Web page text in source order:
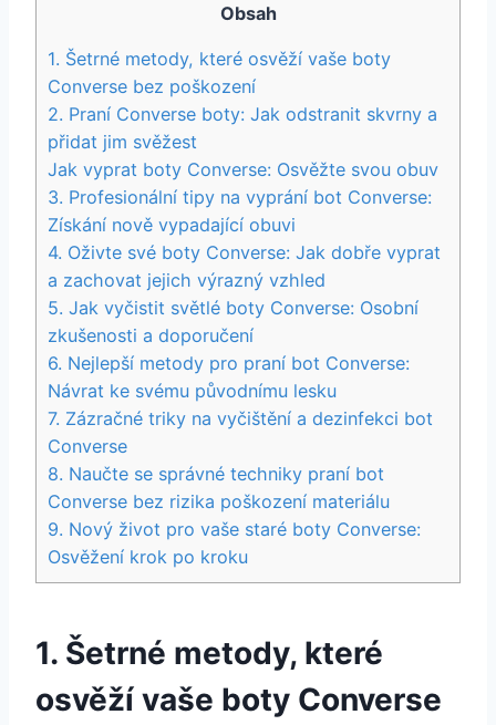
Obsah
1. Šetrné⁣ metody, které osvěží vaše ⁢boty
Converse⁢ bez ⁣poškození
2. Praní Converse boty:⁤ Jak odstranit skvrny a
přidat jim svěžest
Jak vyprat boty Converse: Osvěžte svou ⁢obuv
3. Profesionální ‌tipy na ​vyprání bot ⁣Converse:⁢
Získání⁢ nově vypadající ⁣obuvi
4. Oživte své⁢ boty Converse:‍ Jak‌ dobře vyprat
a zachovat jejich výrazný ⁢vzhled
5. Jak vyčistit světlé⁢ boty Converse: Osobní
zkušenosti‍ a⁣ doporučení
6. Nejlepší metody‌ pro praní bot Converse:⁢
Návrat ke‍ svému původnímu lesku
7. Zázračné⁤ triky⁤ na vyčištění a dezinfekci bot
Converse
8. Naučte se správné techniky ​praní bot
Converse bez rizika poškození materiálu
9. ‍Nový život pro vaše‌ staré boty Converse:
Osvěžení‍ krok po kroku
1. Šetrné⁣ metody, které
osvěží vaše ⁢boty Converse⁢